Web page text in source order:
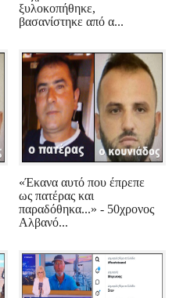
ξυλοκοπήθηκε,
βασανίστηκε από α...
«Έκανα αυτό που έπρεπε
ως πατέρας και
παραδόθηκα...» - 50χρονος
Αλβανό...